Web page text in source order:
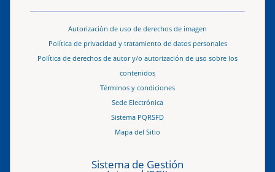
Autorización de uso de derechos de imagen
Política de privacidad y tratamiento de datos personales
Política de derechos de autor y/o autorización de uso sobre los
contenidos
Términos y condiciones
Sede Electrónica
Sistema PQRSFD
Mapa del Sitio
Sistema de Gestión